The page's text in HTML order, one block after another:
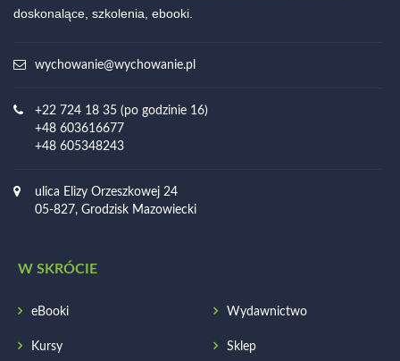
doskonalące, szkolenia, ebooki.
wychowanie@wychowanie.pl
+22 724 18 35 (po godzinie 16)
+48 603616677
+48 605348243
ulica Elizy Orzeszkowej 24
05-827, Grodzisk Mazowiecki
W SKRÓCIE
eBooki Wydawnictwo
Kursy Sklep